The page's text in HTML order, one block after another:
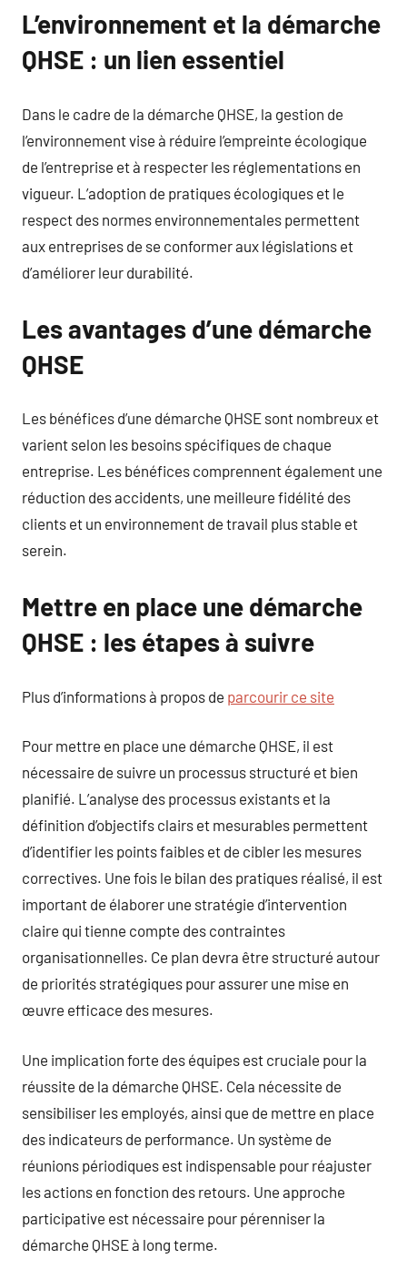
L’environnement et la démarche
QHSE : un lien essentiel
Dans le cadre de la démarche QHSE, la gestion de
l’environnement vise à réduire l’empreinte écologique
de l’entreprise et à respecter les réglementations en
vigueur. L’adoption de pratiques écologiques et le
respect des normes environnementales permettent
aux entreprises de se conformer aux législations et
d’améliorer leur durabilité.
Les avantages d’une démarche
QHSE
Les bénéfices d’une démarche QHSE sont nombreux et
varient selon les besoins spécifiques de chaque
entreprise. Les bénéfices comprennent également une
réduction des accidents, une meilleure fidélité des
clients et un environnement de travail plus stable et
serein.
Mettre en place une démarche
QHSE : les étapes à suivre
Plus d’informations à propos de parcourir ce site
Pour mettre en place une démarche QHSE, il est
nécessaire de suivre un processus structuré et bien
planifié. L’analyse des processus existants et la
définition d’objectifs clairs et mesurables permettent
d’identifier les points faibles et de cibler les mesures
correctives. Une fois le bilan des pratiques réalisé, il est
important de élaborer une stratégie d’intervention
claire qui tienne compte des contraintes
organisationnelles. Ce plan devra être structuré autour
de priorités stratégiques pour assurer une mise en
œuvre efficace des mesures.
Une implication forte des équipes est cruciale pour la
réussite de la démarche QHSE. Cela nécessite de
sensibiliser les employés, ainsi que de mettre en place
des indicateurs de performance. Un système de
réunions périodiques est indispensable pour réajuster
les actions en fonction des retours. Une approche
participative est nécessaire pour pérenniser la
démarche QHSE à long terme.